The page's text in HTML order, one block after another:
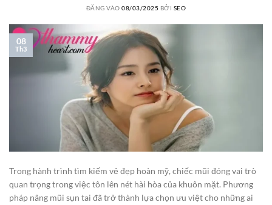
ĐĂNG VÀO08/03/2025 BỞI SEO
08
Th3
Trong hành trình tìm kiếm vẻ đẹp hoàn mỹ, chiếc mũi đóng vai trò
quan trọng trong việc tôn lên nét hài hòa của khuôn mặt. Phương
pháp nâng mũi sụn tai đã trở thành lựa chọn ưu việt cho những ai